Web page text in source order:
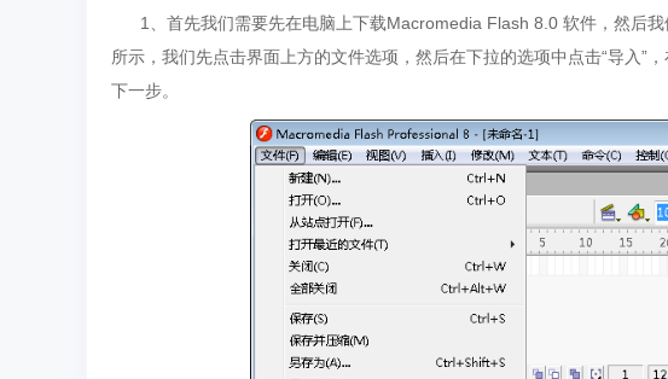
1、首先我们需要先在电脑上下载Macromedia Flash 8.0 软件，然后我
所示，我们先点击界面上方的文件选项，然后在下拉的选项中点击“导入”
下一步。